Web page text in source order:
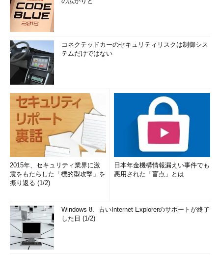
コネクテッドカーのセキュリティリスクは制御シス
テムだけではない
2015年、セキュリティ業界に激
震をもたらした「標的型攻撃」を
振り返る (1/2)
日本年金機構情報漏えい事件でも
悪用された「盲点」とは
Windows 8、古いInternet Explorerのサポートが終了
した日 (1/2)